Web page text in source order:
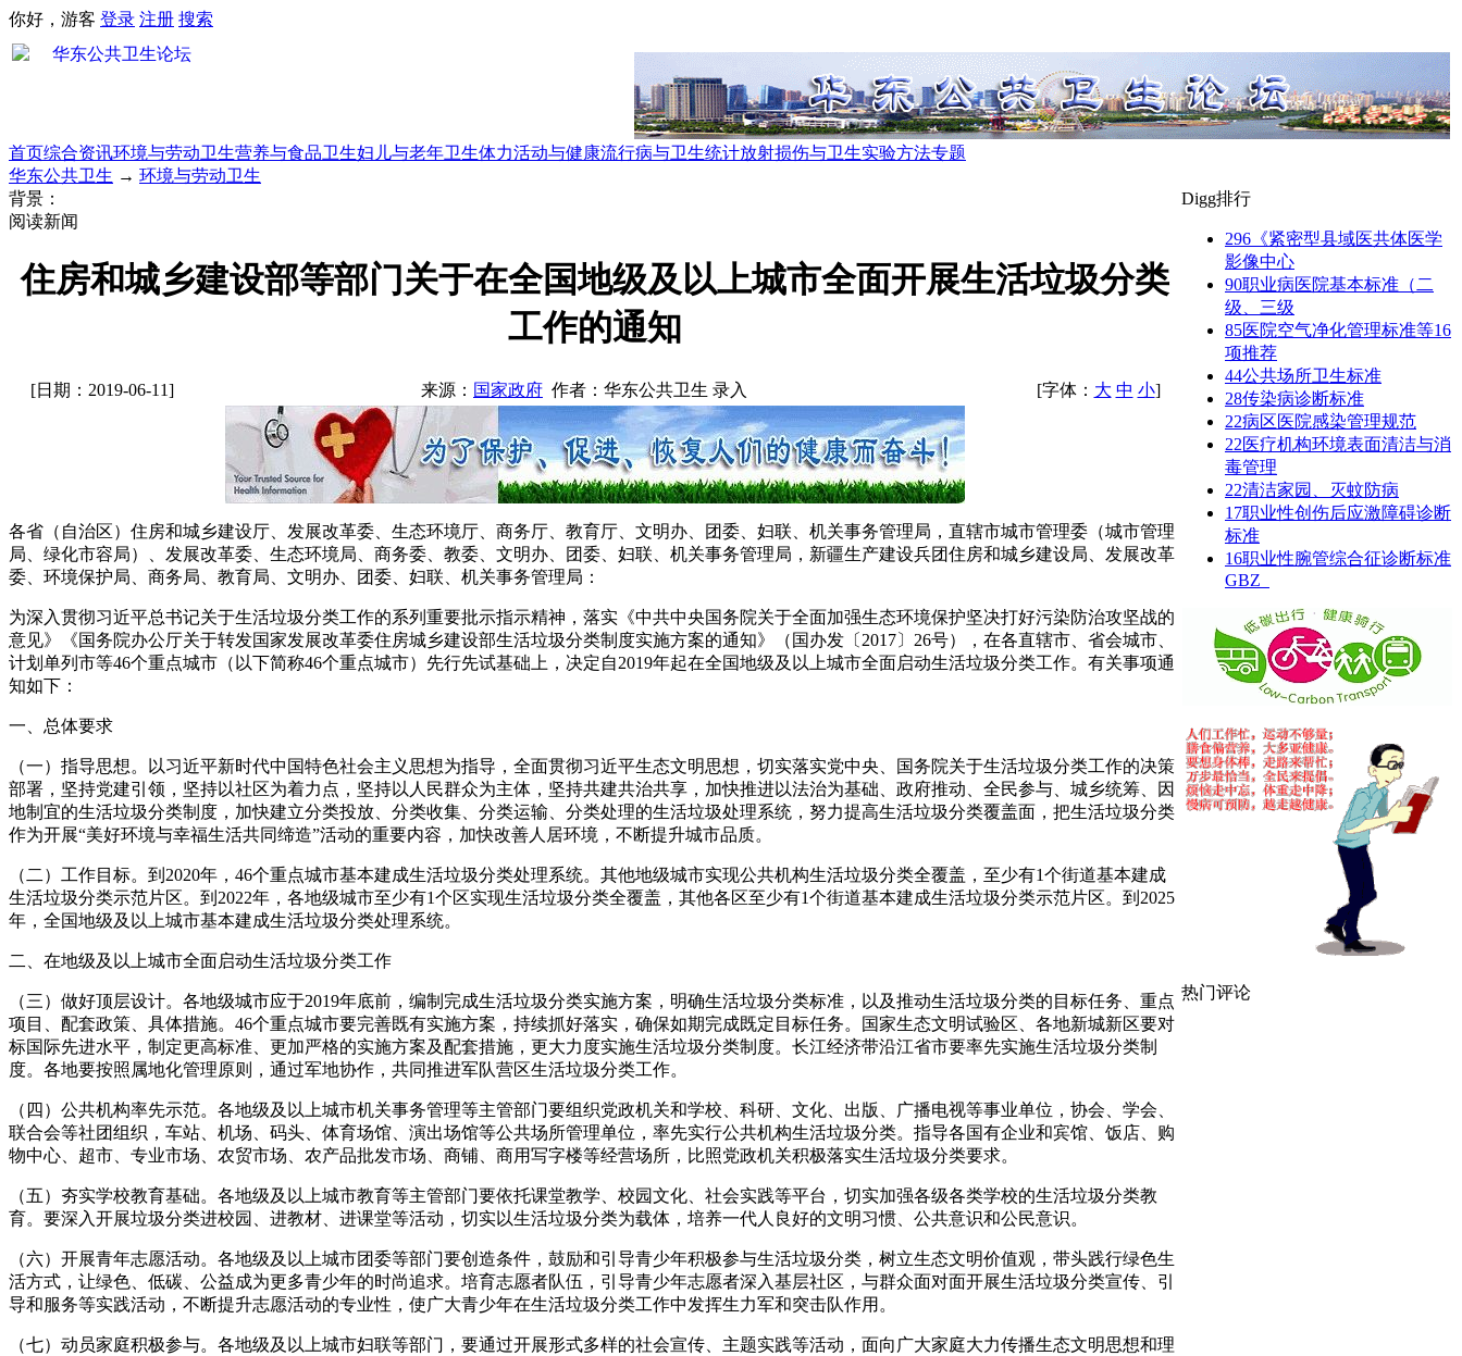
你好，游客 登录 注册 搜索
首页综合资讯环境与劳动卫生营养与食品卫生妇儿与老年卫生体力活动与健康流行病与卫生统计放射损伤与卫生实验方法专题
华东公共卫生 → 环境与劳动卫生
背景：
阅读新闻
住房和城乡建设部等部门关于在全国地级及以上城市全面开展生活垃圾分类
工作的通知
[日期：2019-06-11] 来源： 国家政府 作者：华东公共卫生 录入 [字体： 大 中 小]
各省（自治区）住房和城乡建设厅、发展改革委、生态环境厅、商务厅、教育厅、文明办、团委、妇联、机关事务管理局，直辖市城市管理委（城市管理
局、绿化市容局）、发展改革委、生态环境局、商务委、教委、文明办、团委、妇联、机关事务管理局，新疆生产建设兵团住房和城乡建设局、发展改革
委、环境保护局、商务局、教育局、文明办、团委、妇联、机关事务管理局：
为深入贯彻习近平总书记关于生活垃圾分类工作的系列重要批示指示精神，落实《中共中央国务院关于全面加强生态环境保护坚决打好污染防治攻坚战的
意见》《国务院办公厅关于转发国家发展改革委住房城乡建设部生活垃圾分类制度实施方案的通知》（国办发〔2017〕26号），在各直辖市、省会城市、
计划单列市等46个重点城市（以下简称46个重点城市）先行先试基础上，决定自2019年起在全国地级及以上城市全面启动生活垃圾分类工作。有关事项通
知如下：
一、总体要求
（一）指导思想。以习近平新时代中国特色社会主义思想为指导，全面贯彻习近平生态文明思想，切实落实党中央、国务院关于生活垃圾分类工作的决策
部署，坚持党建引领，坚持以社区为着力点，坚持以人民群众为主体，坚持共建共治共享，加快推进以法治为基础、政府推动、全民参与、城乡统筹、因
地制宜的生活垃圾分类制度，加快建立分类投放、分类收集、分类运输、分类处理的生活垃圾处理系统，努力提高生活垃圾分类覆盖面，把生活垃圾分类
作为开展“美好环境与幸福生活共同缔造”活动的重要内容，加快改善人居环境，不断提升城市品质。
（二）工作目标。到2020年，46个重点城市基本建成生活垃圾分类处理系统。其他地级城市实现公共机构生活垃圾分类全覆盖，至少有1个街道基本建成
生活垃圾分类示范片区。到2022年，各地级城市至少有1个区实现生活垃圾分类全覆盖，其他各区至少有1个街道基本建成生活垃圾分类示范片区。到2025
年，全国地级及以上城市基本建成生活垃圾分类处理系统。
二、在地级及以上城市全面启动生活垃圾分类工作
（三）做好顶层设计。各地级城市应于2019年底前，编制完成生活垃圾分类实施方案，明确生活垃圾分类标准，以及推动生活垃圾分类的目标任务、重点
项目、配套政策、具体措施。46个重点城市要完善既有实施方案，持续抓好落实，确保如期完成既定目标任务。国家生态文明试验区、各地新城新区要对
标国际先进水平，制定更高标准、更加严格的实施方案及配套措施，更大力度实施生活垃圾分类制度。长江经济带沿江省市要率先实施生活垃圾分类制
度。各地要按照属地化管理原则，通过军地协作，共同推进军队营区生活垃圾分类工作。
（四）公共机构率先示范。各地级及以上城市机关事务管理等主管部门要组织党政机关和学校、科研、文化、出版、广播电视等事业单位，协会、学会、
联合会等社团组织，车站、机场、码头、体育场馆、演出场馆等公共场所管理单位，率先实行公共机构生活垃圾分类。指导各国有企业和宾馆、饭店、购
物中心、超市、专业市场、农贸市场、农产品批发市场、商铺、商用写字楼等经营场所，比照党政机关积极落实生活垃圾分类要求。
（五）夯实学校教育基础。各地级及以上城市教育等主管部门要依托课堂教学、校园文化、社会实践等平台，切实加强各级各类学校的生活垃圾分类教
育。要深入开展垃圾分类进校园、进教材、进课堂等活动，切实以生活垃圾分类为载体，培养一代人良好的文明习惯、公共意识和公民意识。
（六）开展青年志愿活动。各地级及以上城市团委等部门要创造条件，鼓励和引导青少年积极参与生活垃圾分类，树立生态文明价值观，带头践行绿色生
活方式，让绿色、低碳、公益成为更多青少年的时尚追求。培育志愿者队伍，引导青少年志愿者深入基层社区，与群众面对面开展生活垃圾分类宣传、引
导和服务等实践活动，不断提升志愿活动的专业性，使广大青少年在生活垃圾分类工作中发挥生力军和突击队作用。
（七）动员家庭积极参与。各地级及以上城市妇联等部门，要通过开展形式多样的社会宣传、主题实践等活动，面向广大家庭大力传播生态文明思想和理
Digg排行
296 《紧密型县域医共体医学
影像中心
90职业病医院基本标准（二
级、三级
85医院空气净化管理标准等16
项推荐
44公共场所卫生标准
28传染病诊断标准
22病区医院感染管理规范
22医疗机构环境表面清洁与消
毒管理
22清洁家园、灭蚊防病
17职业性创伤后应激障碍诊断
标准
16职业性腕管综合征诊断标准
GBZ
热门评论